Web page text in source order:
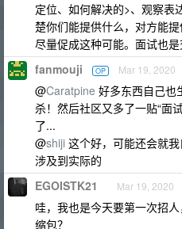
定位、如何解决的>、观察表
楚你们能提供什么，对方能
尽量促成这种可能。面试也是
fanmouji OP Mar 19, 2020
@Caratpine 好多东西自己也
杀！然后社区又多了一贴“面
了...
@shiji 这个好，可能还会就
涉及到实际的
EGOISTK21 Mar 19, 2020
哇，我也是今天要第一次招
缩包？